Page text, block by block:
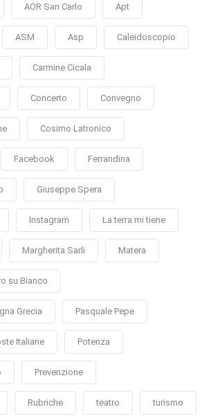
AOR San Carlo Apt
ASM Asp Caleidoscopio
Carmine Cicala
Concerto Convegno
Cosimo Latronico
Facebook Ferrandina
Giuseppe Spera
Instagram La terra mi tiene
Margherita Sarli Matera
su Bianco
Grecia Pasquale Pepe
Italiane Potenza
Prevenzione
Rubriche teatro turismo